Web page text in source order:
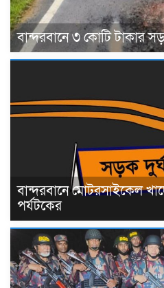
বান্দরবানে ৩ কোটি টাকার
বান্দরবানে মোটরসাইকেল
পর্যটকের